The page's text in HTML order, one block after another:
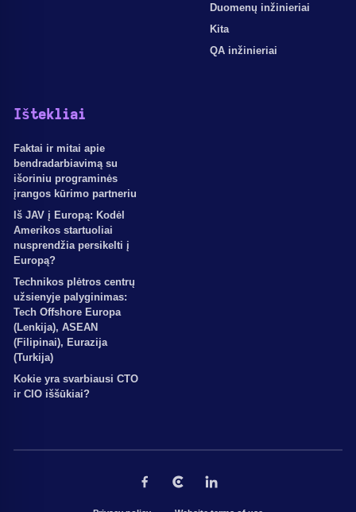
Duomenų inžinieriai
Kita
QA inžinieriai
Ištekliai
Faktai ir mitai apie
bendradarbiavimą su
išoriniu programinės
įrangos kūrimo partneriu
Iš JAV į Europą: Kodėl
Amerikos startuoliai
nusprendžia persikelti į
Europą?
Technikos plėtros centrų
užsienyje palyginimas:
Tech Offshore Europa
(Lenkija), ASEAN
(Filipinai), Eurazija
(Turkija)
Kokie yra svarbiausi CTO
ir CIO iššūkiai?